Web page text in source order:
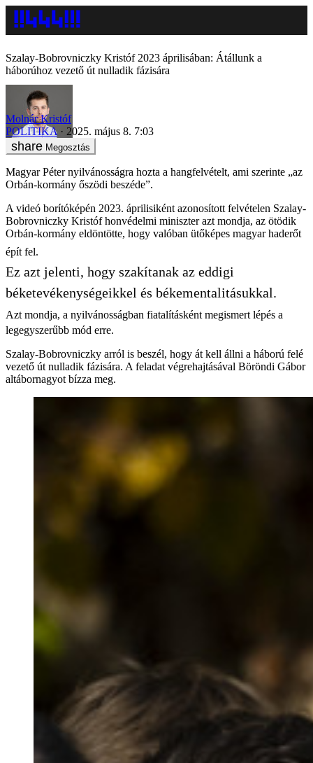
Szalay-Bobrovniczky Kristóf 2023 áprilisában: Átállunk a
háborúhoz vezető út nulladik fázisára
Molnár Kristóf
POLITIKA
2025. május 8. 7:03
Megosztás
Magyar Péter nyilvánosságra hozta a hangfelvételt, ami szerinte „az
Orbán-kormány őszödi beszéde”.
A videó borítóképén 2023. áprilisiként azonosított felvételen Szalay-
Bobrovniczky Kristóf honvédelmi miniszter azt mondja, az ötödik
Orbán-kormány eldöntötte, hogy valóban ütőképes magyar haderőt
épít fel.
Ez azt jelenti, hogy szakítanak az eddigi
béketevékenységeikkel és békementalitásukkal.
Azt mondja, a nyilvánosságban fiatalításként megismert lépés a
legegyszerűbb mód erre.
Szalay-Bobrovniczky arról is beszél, hogy át kell állni a háború felé
vezető út nulladik fázisára. A feladat végrehajtásával Böröndi Gábor
altábornagyot bízza meg.